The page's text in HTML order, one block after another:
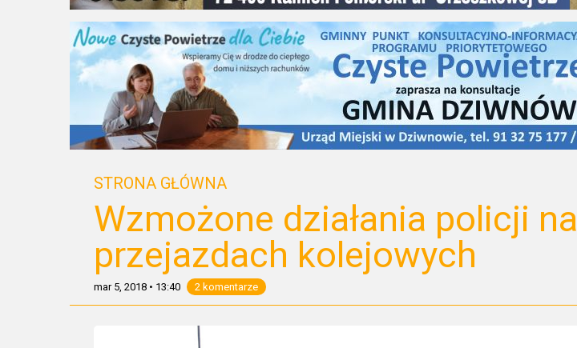
STRONA GŁÓWNA
Wzmożone działania policji na
przejazdach kolejowych
mar 5, 2018 • 13:40 2 komentarze